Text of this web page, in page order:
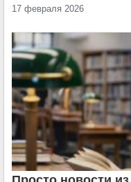
17 февраля 2026